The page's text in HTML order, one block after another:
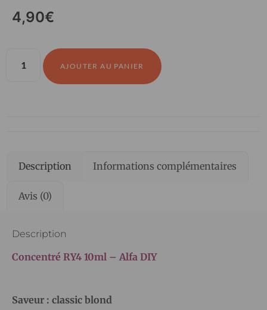
4,90€
AJOUTER AU PANIER
Description Informations complémentaires
Avis (0)
Description
Concentré RY4 10ml – Alfa DIY
Saveur : classic blond